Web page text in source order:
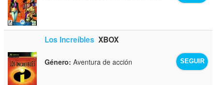
Los Increíbles XBOX
SEGUIR
Género: Aventura de acción